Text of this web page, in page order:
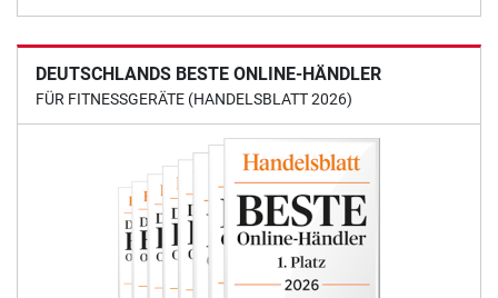
DEUTSCHLANDS BESTE ONLINE-HÄNDLER
FÜR FITNESSGERÄTE (HANDELSBLATT 2026)